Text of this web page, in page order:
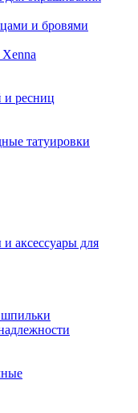
и бровями
и ресниц
татуировки
аксессуары для